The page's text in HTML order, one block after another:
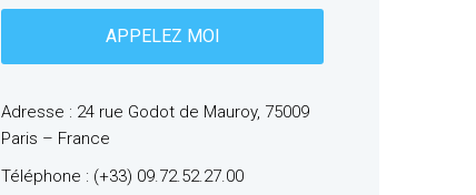
Adresse : 24 rue Godot de Mauroy, 75009
Paris – France
Téléphone : (+33) 09.72.52.27.00